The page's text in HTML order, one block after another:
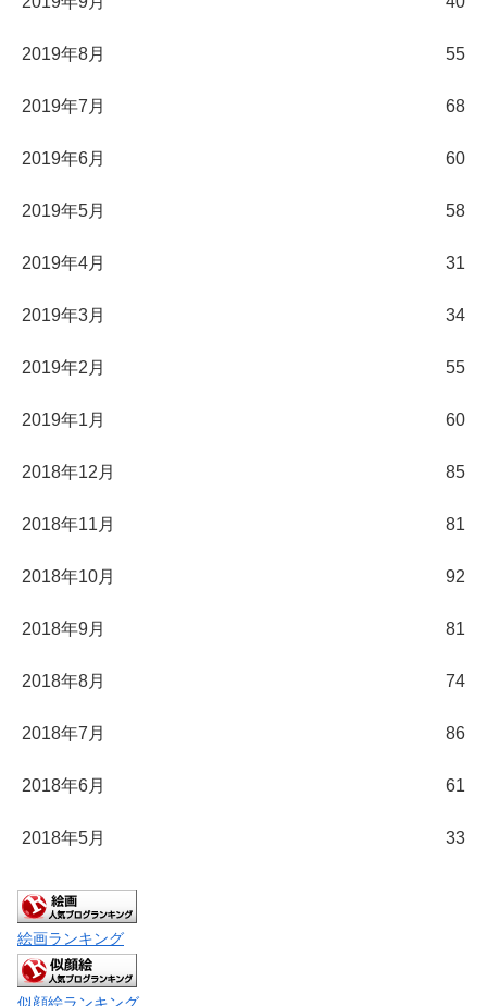
2019年8月 55
2019年7月 68
2019年6月 60
2019年5月 58
2019年4月 31
2019年3月 34
2019年2月 55
2019年1月 60
2018年12月 85
2018年11月 81
2018年10月 92
2018年9月 81
2018年8月 74
2018年7月 86
2018年6月 61
2018年5月 33
絵画ランキング
似顔絵ランキング